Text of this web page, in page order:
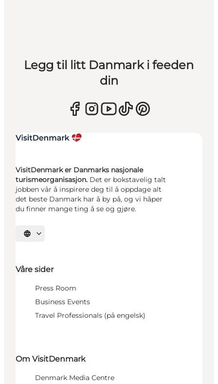
Legg til litt Danmark i feeden
din
VisitDenmark er Danmarks nasjonale
turismeorganisasjon. Det er bokstavelig talt
jobben vår å inspirere deg til å oppdage alt
det beste Danmark har å by på, og vi håper
du finner mange ting å se og gjøre.
Velg språk
Våre sider
Press Room
Business Events
Travel Professionals (på engelsk)
Om VisitDenmark
Denmark Media Centre